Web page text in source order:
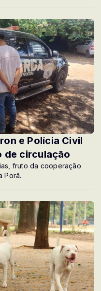
e Polícia Civil
de circulação
fruto da cooperação
Porã.